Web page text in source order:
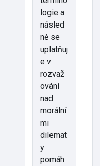
logie a
násled
ně se
uplatňuj
e v
rozvaž
ování
nad
morální
mi
dilemat
y
pomáh